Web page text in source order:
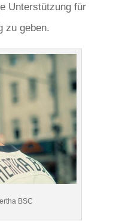
Unterstützung für
zu geben.
BSC